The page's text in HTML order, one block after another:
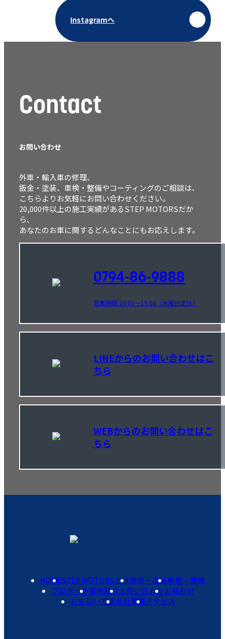
Instagramへ
Contact
お問い合わせ
外車・輸入車の修理、
鈑金・塗装、車検・整備やコーティングのご相談は、
こちらよりお気軽にお問い合わせください。
20,000件以上の施工実績があるSTEP MOTORSだか
ら、
あなたのお車に関するどんなことにもお応えします。
0794-86-9888
営業時間 10:00～19:00（水曜日定休）
LINEからのお問い合わせはこ
ちら
WEBからのお問い合わせはこ
ちら
HOMESTEP MOTORSとは鈑金・塗装車検・整備
プロタッチ事例紹介お問い合わせお知らせ
お支払い方法会社概要アクセス